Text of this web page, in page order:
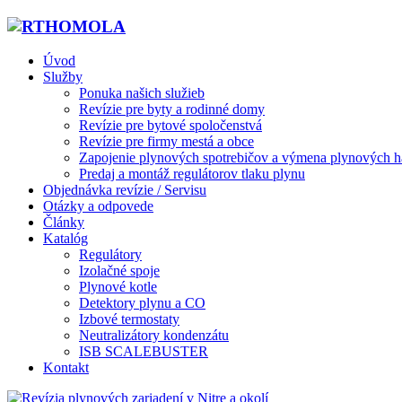
Úvod
Služby
Ponuka našich služieb
Revízie pre byty a rodinné domy
Revízie pre bytové spoločenstvá
Revízie pre firmy mestá a obce
Zapojenie plynových spotrebičov a výmena plynových
Predaj a montáž regulátorov tlaku plynu
Objednávka revízie / Servisu
Otázky a odpovede
Články
Katalóg
Regulátory
Izolačné spoje
Plynové kotle
Detektory plynu a CO
Izbové termostaty
Neutralizátory kondenzátu
ISB SCALEBUSTER
Kontakt